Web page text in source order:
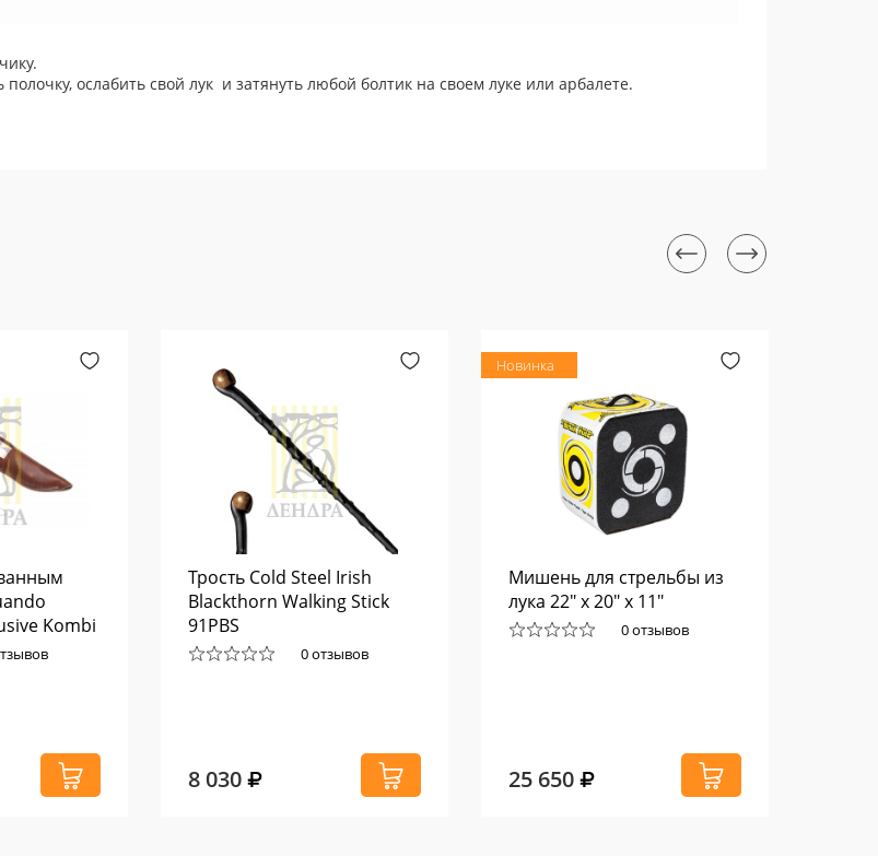
ослабить свой лук и затянуть любой болтик на своем луке или арбалете.
Kombi
Трость Cold Steel Irish
Blackthorn Walking Stick
91PBS
0 отзывов
8 030
Новинка
Мишень для стрельбы из
лука 22" x 20" x 11"
0 отзывов
25 650